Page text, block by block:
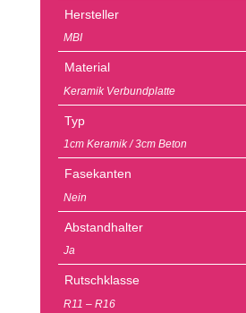
Hersteller
MBI
Material
Keramik Verbundplatte
Typ
1cm Keramik / 3cm Beton
Fasekanten
Nein
Abstandhalter
Ja
Rutschklasse
R11 – R16